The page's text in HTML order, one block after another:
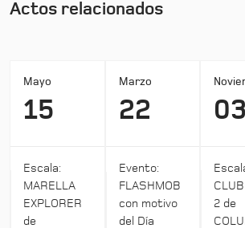
Actos relacionados
Mayo
15
Escala:
MARELLA
EXPLORER
de
Marzo
22
Evento:
FLASHMOB
con motivo
del Día
03
2 de